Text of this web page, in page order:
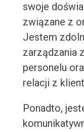
swoje
związane z
Jestem
zarządzania
personelu
relacji z
Ponadto,